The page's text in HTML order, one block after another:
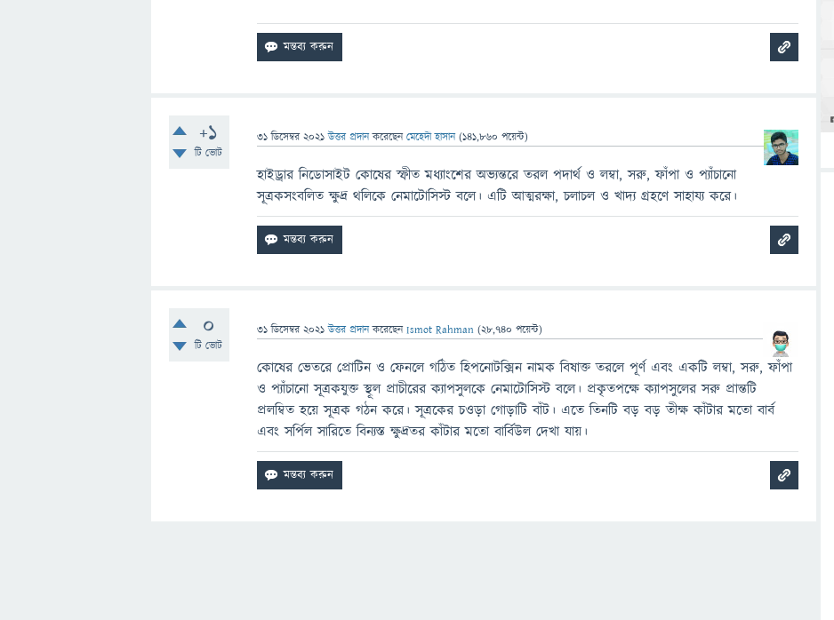
+1
টি ভোট
31 ডিসেম্বর 2021 উত্তর প্রদান করেছেনমেহেদী হাসান (141,860 পয়েন্ট)
হাইড্রার নিডোসাইট কোষের স্ফীত মধ্যাংশের অভ্যন্তরে তরল পদার্থ ও লম্বা, সরু, ফাঁপা ও প্যাঁচানো
সূত্রকসংবলিত ক্ষুদ্র থলিকে নেমাটোসিস্ট বলে। এটি আত্মরক্ষা, চলাচল ও খাদ্য গ্রহণে সাহায্য করে।
0
টি ভোট
31 ডিসেম্বর 2021 উত্তর প্রদান করেছেনIsmot Rahman (28,740 পয়েন্ট)
কোষের ভেতরে প্রোটিন ও ফেনলে গঠিত হিপনোটক্সিন নামক বিষাক্ত তরলে পূর্ণ এবং একটি লম্বা, সরু, ফাঁপা
ও প্যাঁচানো সূত্রকযুক্ত স্থূল প্রাচীরের ক্যাপসুলকে নেমাটোসিস্ট বলে। প্রকৃতপক্ষে ক্যাপসুলের সরু প্রান্তটি
প্রলম্বিত হয়ে সূত্রক গঠন করে। সূত্রকের চওড়া গোড়াটি বাঁট। এতে তিনটি বড় বড় তীক্ষ কাঁটার মতো বার্ব
এবং সর্পিল সারিতে বিন্যস্ত ক্ষুদ্রতর কাঁটার মতো বার্বিউল দেখা যায়।